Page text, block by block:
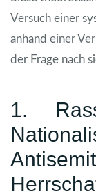
Versuch einer
anhand einer
der Frage nach
1.